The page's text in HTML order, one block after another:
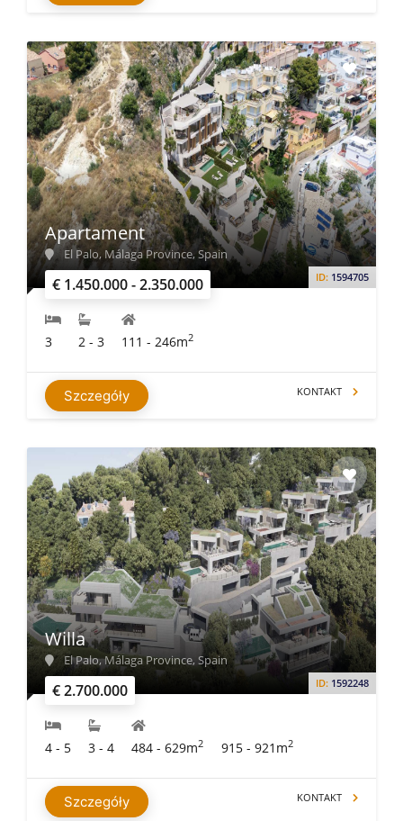
€ 1.450.000 - 2.350.000 ID: 1594705
Apartament
El Palo, Málaga Province, Spain
3 2 - 3 111 - 246m2
Szczegóły KONTAKT
€ 2.700.000 ID: 1592248
Willa
El Palo, Málaga Province, Spain
4 - 5 3 - 4 484 - 629m2 915 - 921m2
Szczegóły KONTAKT